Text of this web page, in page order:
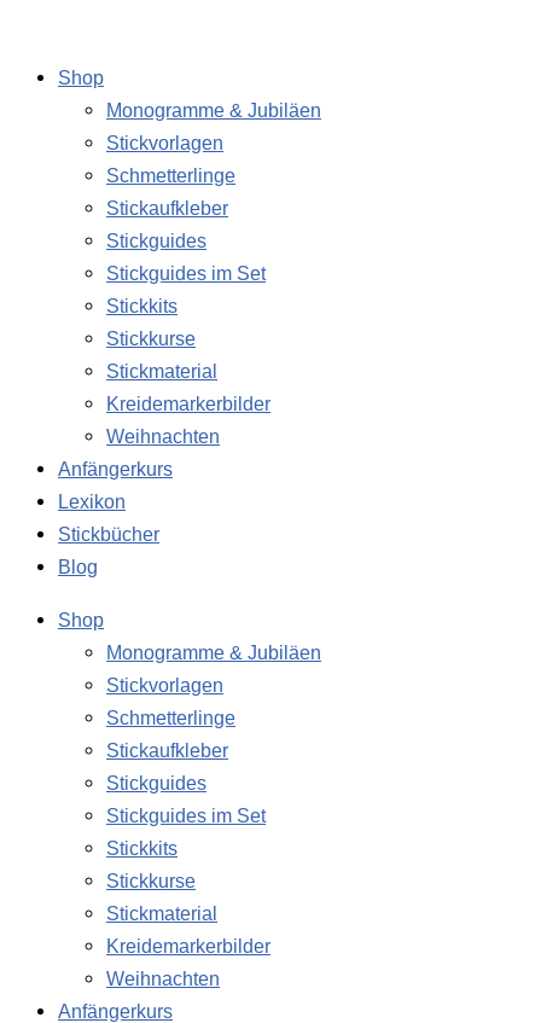
springen
Shop
Monogramme & Jubiläen
Stickvorlagen
Schmetterlinge
Stickaufkleber
Stickguides
Stickguides im Set
Stickkits
Stickkurse
Stickmaterial
Kreidemarkerbilder
Weihnachten
Anfängerkurs
Lexikon
Stickbücher
Blog
Shop
Monogramme & Jubiläen
Stickvorlagen
Schmetterlinge
Stickaufkleber
Stickguides
Stickguides im Set
Stickkits
Stickkurse
Stickmaterial
Kreidemarkerbilder
Weihnachten
Anfängerkurs
Altbauliebe
Stickvorlage